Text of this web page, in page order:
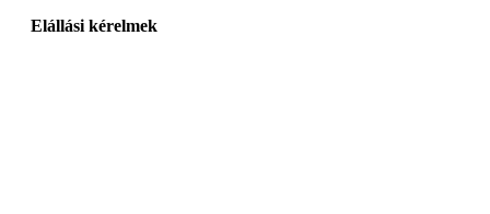
Elállási kérelmek